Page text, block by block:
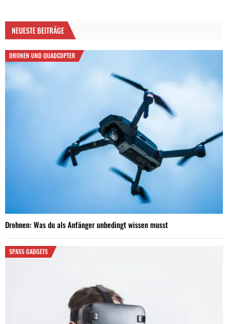
NEUESTE BEITRÄGE
DRONEN UND QUADCOPTER
Drohnen: Was du als Anfänger unbedingt wissen musst
SPASS GADGETS